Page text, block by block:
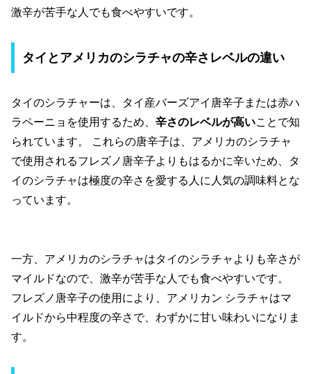
激辛が苦手な人でも食べやすいです。
タイとアメリカのシラチャの辛さレベルの違い
タイのシラチャーは、タイ産バーズアイ唐辛子または赤ハ
ラペーニョを使用するため、 辛さのレベルが高いことで知
られています。 これらの唐辛子は、アメリカのシラチャ
で使用されるフレズノ唐辛子よりもはるかに辛いため、タ
イのシラチャは極度の辛さを愛する人に人気の調味料とな
っています。
一方、アメリカのシラチャはタイのシラチャよりも辛さが
マイルドなので、激辛が苦手な人でも食べやすいです。
フレズノ唐辛子の使用により、アメリカン シラチャはマ
イルドから中程度の辛さで、わずかに甘い味わいになりま
す。